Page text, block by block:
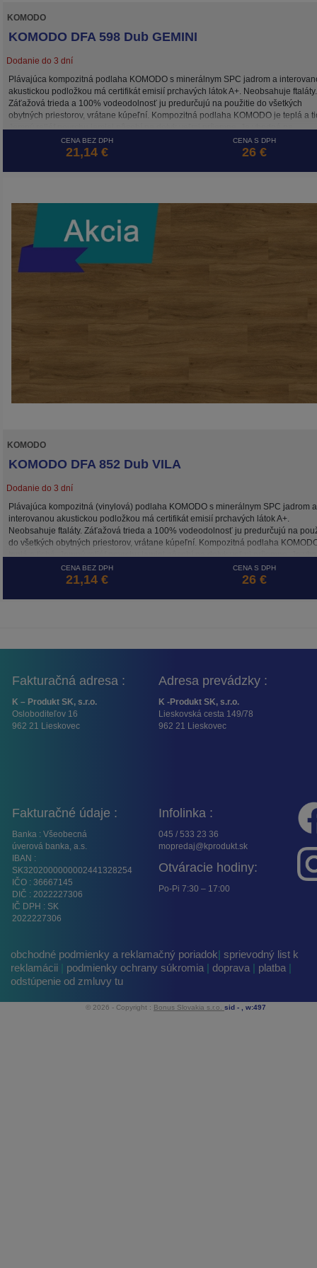
KOMODO
KOMODO DFA 598 Dub GEMINI
Dodanie do 3 dní
Plávajúca kompozitná podlaha KOMODO s minerálnym SPC jadrom a
akustickou podložkou má certifikát emisií prchavých látok A+. Neobsahuje ftaláty.
Záťažová trieda a 100% vodeodolnosť ju predurčujú na použitie do všetkých
obytných priestorov, vrátane kúpeľní. Kompozitná podlaha KOMODO je teplá a
Jemný reliéf povrchu lamiel pôsobí na dotyk veľmi príjemne. Je vhodná na
podlahové vykurovanie - má nízku tepelnú rozťažnosť a nízky tepelný odpor.
CENA BEZ DPH
21,14 €
CENA S DPH
26 €
KOMODO
KOMODO DFA 852 Dub VILA
Dodanie do 3 dní
Plávajúca kompozitná (vinylová) podlaha KOMODO s minerálnym SPC jadrom a
interovanou akustickou podložkou má certifikát emisií prchavých látok A+.
Neobsahuje ftaláty. Záťažová trieda a 100% vodeodolnosť ju predurčujú na
do všetkých obytných priestorov, vrátane kúpeľní. Kompozitná podlaha
na podlahové vykurovanie - má nízku tepelnú rozťažnosť a nízky tepelný odpor.
Okrem inštalácie plávajúcim spôsobom je možné podlahu aj celoplošne nalepiť.
CENA BEZ DPH
21,14 €
CENA S DPH
26 €
Fakturačná adresa :
K – Produkt SK, s.r.o.
Osloboditeľov 16
962 21 Lieskovec
Adresa prevádzky :
K -Produkt SK, s.r.o.
Lieskovská cesta 149/78
962 21 Lieskovec
Fakturačné údaje :
Banka : Všeobecná
úverová banka, a.s.
IBAN :
SK3202000000002441328254
IČO : 36667145
DIČ : 2022227306
IČ DPH : SK
2022227306
Infolinka :
045 / 533 23 36
mopredaj@kprodukt.sk
Otváracie hodiny:
Po-Pi 7:30 – 17:00
obchodné podmienky a reklamačný poriadok| sprievodný list k
reklamácii
podmienky ochrany súkromia | doprava | platba |
odstúpenie od zmluvy tu
© 2026 - Copyright : Bonus Slovakia s.r.o. sid - , w:497